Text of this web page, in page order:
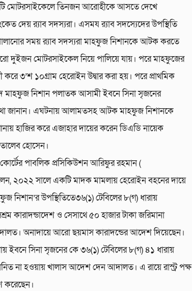
মোটরসাইকেলে তিনজন আরোহীকে আসতে দেখে
দেয় র‌্যাব সদস্যরা। এসময র‌্যাব সদস্যেদের উপস্থিতি
সময় র‌্যাব সদস্যরা মাহফুজ নিশানকে আটক করতে
দুইজন মোটরসাইকেল নিয়ে পালিয়ে যায়। পরে মাহফুজের
করে ৩’শ ১০গ্রাম হেরোইন উদ্বার করা হয়। পরে প্রাথমিক
মাহফুজ নিশান পলাতক আসামী ইবনে সিনা সৃজনের
জানান। এঘটনায় আলামতসহ আটক মাহফুজ নিশানকে
হাজির করে এজাহার দায়ের করেন ডিএডি নায়েক
হোসেন।
পাবলিক প্রসিকিউশন আরিফুর রহমান (
২০২২ সালে একটি মাদক মামলায় হেরোইন বহনের দায়ে
নিশান’র উপস্থিতিতে৩৬(১) টেবিলের ৮(গ) ধারায়
কারাদন্ডাদেশ ও সেসাথে ৫০ হাজার টাকা জরিমানা
অনাদায়ে আরো ছয়মাস কারাদন্ডের আদেশ দিয়েছেন।
ইবনে সিনা সৃজনের কে ৩৬(১) টেবিলের ৮(গ) ৪১ ধারায়
না হওয়ায় খালাস আদেশ দেন আদালত। এ রায়ে রাস্ট্র পক্ষ
করেছেন।